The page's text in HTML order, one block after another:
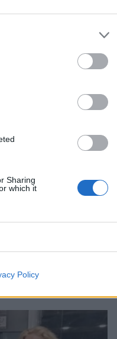
Sharing
which it
Policy